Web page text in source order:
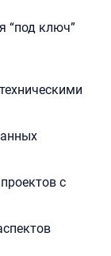
“под ключ”
с